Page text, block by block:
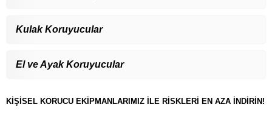
Kulak Koruyucular
El ve Ayak Koruyucular
KİŞİSEL KORUCU EKİPMANLARIMIZ İLE RİSKLERİ EN AZA İNDİRİN!